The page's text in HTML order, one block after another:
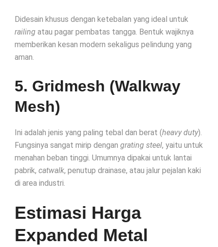
Didesain khusus dengan ketebalan yang ideal untuk
railing atau pagar pembatas tangga. Bentuk wajiknya
memberikan kesan modern sekaligus pelindung yang
aman.
5. Gridmesh (Walkway
Mesh)
Ini adalah jenis yang paling tebal dan berat (heavy duty).
Fungsinya sangat mirip dengan grating steel, yaitu untuk
menahan beban tinggi. Umumnya dipakai untuk lantai
pabrik, catwalk, penutup drainase, atau jalur pejalan kaki
di area industri.
Estimasi Harga
Expanded Metal